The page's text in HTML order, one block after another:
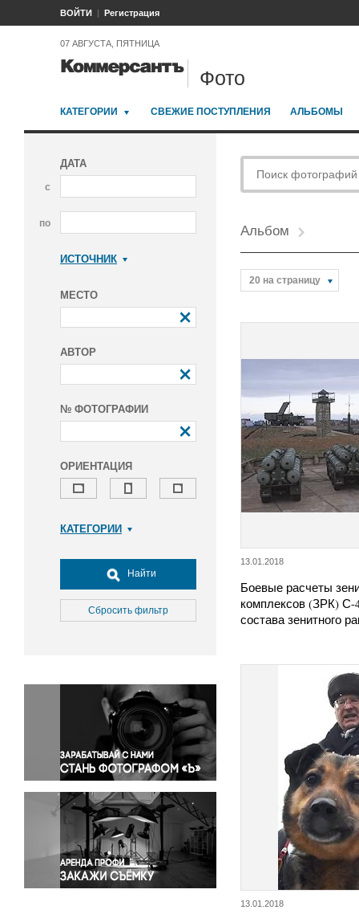
ВОЙТИ Регистрация
07 АВГУСТА, ПЯТНИЦА
Фото
КАТЕГОРИИ СВЕЖИЕ ПОСТУПЛЕНИЯ АЛЬБОМЫ
ДАТА
с
по
ИСТОЧНИК
МЕСТО
АВТОР
№ ФОТОГРАФИИ
ОРИЕНТАЦИЯ
КАТЕГОРИИ
Досуг, туризм и отдых
Культура
Медицина
Окружающая среда
Политика
Правосудие
Происшествия и конфликты
Религия
Светская жизнь
Спорт
Экология
Экономика и бизнес
Найти
Сбросить фильтр
Альбом
20 на страницу
13.01.2018
Боевые расчеты
комплексов (ЗРК)
состава зенитного
13.01.2018